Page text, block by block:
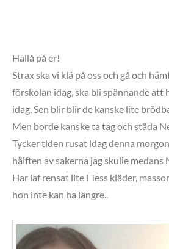
Hallå på er!
Strax ska vi klä på oss och gå och
förskolan idag, ska bli spännande att
idag. Sen blir blir de kanske lite
Men borde kanske ta tag och städa
Tycker tiden rusat idag denna
hälften av sakerna jag skulle medans
Har iaf rensat lite i Tess kläder,
hon inte kan ha längre..